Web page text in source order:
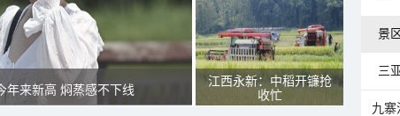
年来新高 焖蒸感不下线
江西永新：中稻开镰抢
收忙
景区
三
九寨